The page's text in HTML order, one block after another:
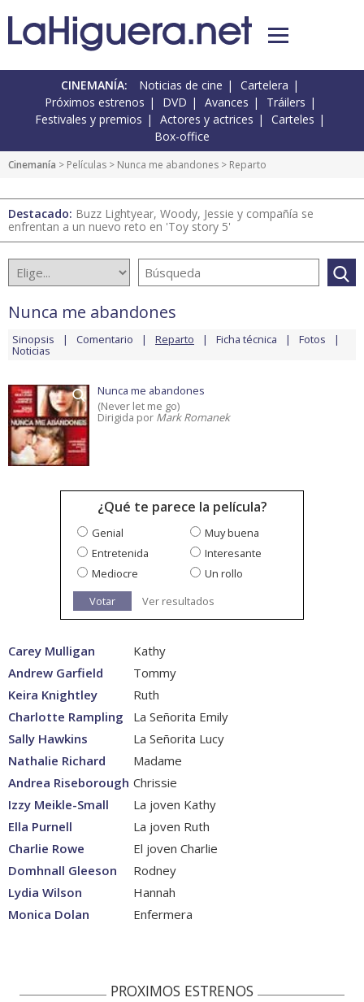
CINEMANÍA: Noticias de cine
Cartelera
Próximos estrenos
DVD Avances
Tráilers
Festivales y premios
Actores y actrices
Carteles
Box-office
Cinemanía > Películas > Nunca me abandones > Reparto
Destacado: Buzz Lightyear, Woody, Jessie y compañía se
enfrentan a un nuevo reto en 'Toy story 5'
Nunca me abandones
Sinopsis Comentario Reparto Ficha técnica Fotos
Noticias
Nunca me abandones
(Never let me go)
Dirigida por Mark Romanek
¿Qué te parece la película?
Genial
Muy buena
Entretenida
Interesante
Mediocre
Un rollo
Votar
Ver resultados
Carey Mulligan
Kathy
Andrew Garfield
Tommy
Keira Knightley
Ruth
Charlotte Rampling
La Señorita Emily
Sally Hawkins
La Señorita Lucy
Nathalie Richard
Madame
Andrea Riseborough Chrissie
Izzy Meikle-Small
La joven Kathy
Ella Purnell
La joven Ruth
Charlie Rowe
El joven Charlie
Domhnall Gleeson
Rodney
Lydia Wilson
Hannah
Monica Dolan
Enfermera
PROXIMOS ESTRENOS